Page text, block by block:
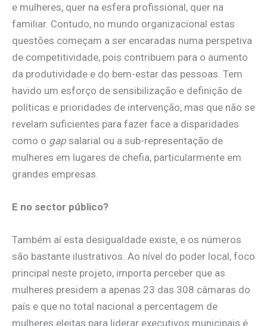
e mulheres, quer na esfera profissional, quer na
familiar. Contudo, no mundo organizacional estas
questões começam a ser encaradas numa perspetiva
de competitividade, pois contribuem para o aumento
da produtividade e do bem-estar das pessoas. Tem
havido um esforço de sensibilização e definição de
políticas e prioridades de intervenção, mas que não se
revelam suficientes para fazer face a disparidades
como o gap salarial ou a sub-representação de
mulheres em lugares de chefia, particularmente em
grandes empresas.
E no sector público?
Também aí esta desigualdade existe, e os números
são bastante ilustrativos. Ao nível do poder local, foco
principal neste projeto, importa perceber que as
mulheres presidem a apenas 23 das 308 câmaras do
país e que no total nacional a percentagem de
mulheres eleitas para liderar executivos municipais é